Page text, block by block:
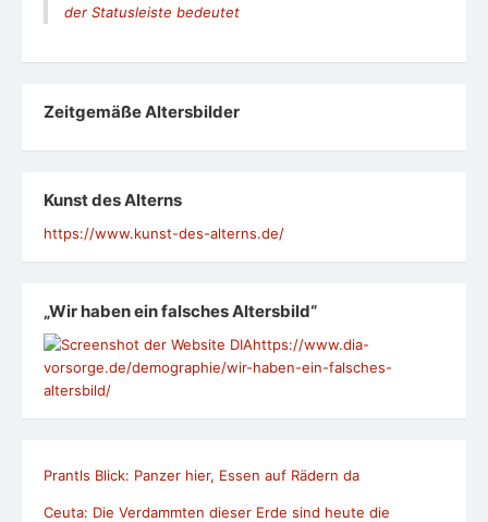
der Statusleiste bedeutet
Zeit­ge­mäße Alters­bil­der
Kunst des Alterns
https://www.kunst-des-alterns.de/
„Wir haben ein falsches Altersbild“
https://www.dia-
vorsorge.de/demographie/wir-haben-ein-falsches-
altersbild/
Prantls Blick: Panzer hier, Essen auf Rädern da
Ceuta: Die Verdammten dieser Erde sind heute die